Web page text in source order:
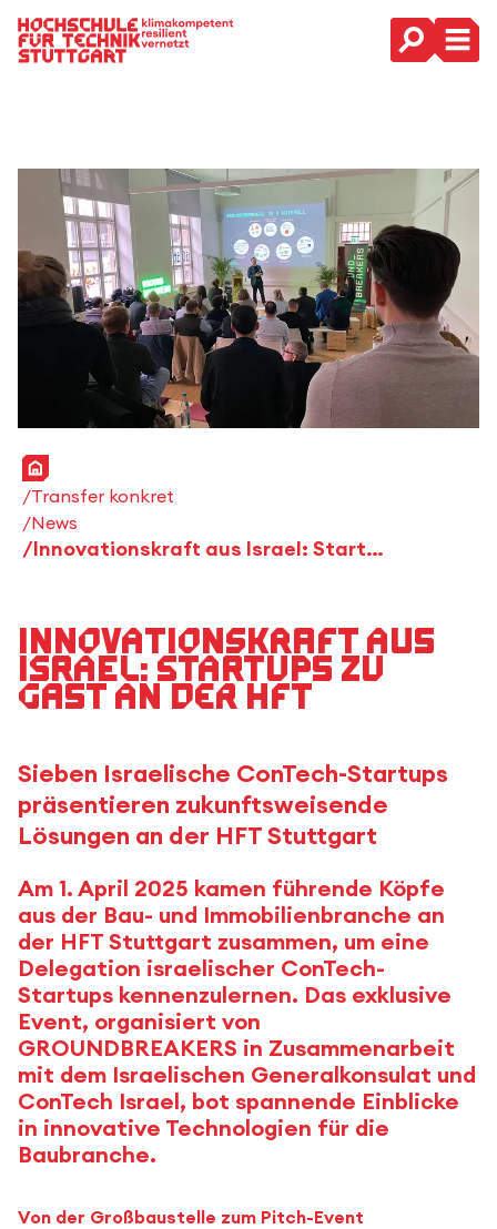
Hauptnavigation
Startseite
Transfer konkret
News
Innovationskraft aus Israel: Startups zu Gast an der HFT
Innovationskraft aus
Israel: Startups zu
Gast an der HFT
Sieben Israelische ConTech-Startups
präsentieren zukunftsweisende
Lösungen an der HFT Stuttgart
Am 1. April 2025 kamen führende Köpfe
aus der Bau- und Immobilienbranche an
der HFT Stuttgart zusammen, um eine
Delegation israelischer ConTech-
Startups kennenzulernen. Das exklusive
Event, organisiert von
GROUNDBREAKERS in Zusammenarbeit
mit dem Israelischen Generalkonsulat und
ConTech Israel, bot spannende Einblicke
in innovative Technologien für die
Baubranche.
Von der Großbaustelle zum Pitch-Event